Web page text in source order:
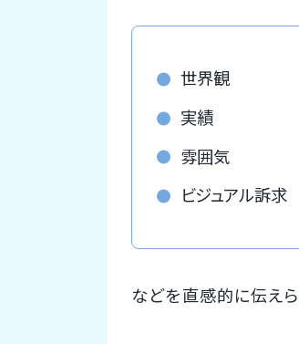
世界観
実績
雰囲気
ビジュアル訴求
などを直感的に伝え